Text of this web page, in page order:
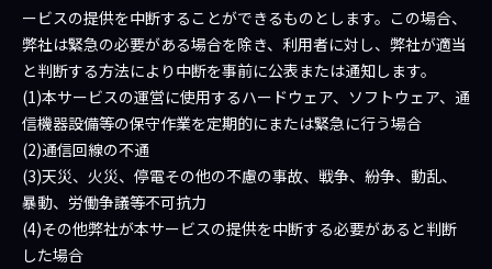
ービスの提供を中断することができるものとします。この場合、
弊社は緊急の必要がある場合を除き、利用者に対し、弊社が適当
と判断する方法により中断を事前に公表または通知します。
(1)本サービスの運営に使用するハードウェア、ソフトウェア、通
信機器設備等の保守作業を定期的にまたは緊急に行う場合
(2)通信回線の不通
(3)天災、火災、停電その他の不慮の事故、戦争、紛争、動乱、
暴動、労働争議等不可抗力
(4)その他弊社が本サービスの提供を中断する必要があると判断
した場合